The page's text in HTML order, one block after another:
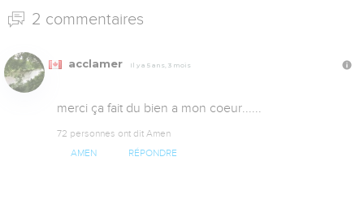
2 commentaires
acclamer Il y a 5 ans, 3 mois
merci ça fait du bien a mon coeur......
72 personnes ont dit Amen
AMEN RÉPONDRE